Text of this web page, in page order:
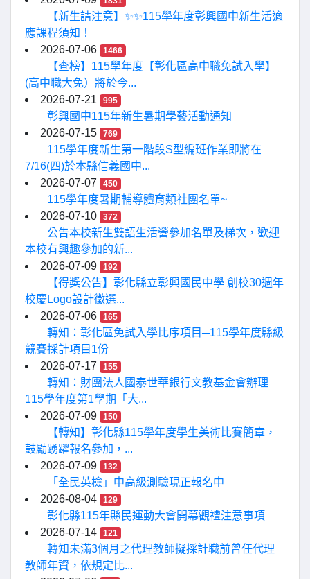
【新生請注意】✨✨115學年度彰興國中新生活適
應課程須知！
2026-07-06
1466
【查榜】115學年度【彰化區高中職免試入學】
(高中職大免）將於今...
2026-07-21
995
彰興國中115年新生暑期學藝活動通知
2026-07-15
769
115學年度新生第一階段S型編班作業即將在
7/16(四)於本縣信義國中...
2026-07-07
450
115學年度暑期輔導體育類社團名單~
2026-07-10
372
公告本校新生雙語生活營參加名單及梯次，歡迎
本校有興趣參加的新...
2026-07-09
192
【得獎公告】彰化縣立彰興國民中學 創校30週年
校慶Logo設計徵選...
2026-07-06
165
轉知：彰化區免試入學比序項目─115學年度縣級
競賽採計項目1份
2026-07-17
155
轉知：財團法人國泰世華銀行文教基金會辦理
115學年度第1學期「大...
2026-07-09
150
【轉知】彰化縣115學年度學生美術比賽簡章，
鼓勵踴躍報名參加，...
2026-07-09
132
「全民英檢」中高級測驗現正報名中
2026-08-04
129
彰化縣115年縣民運動大會開幕觀禮注意事項
2026-07-14
121
轉知未滿3個月之代理教師擬採計職前曾任代理
教師年資，依規定比...